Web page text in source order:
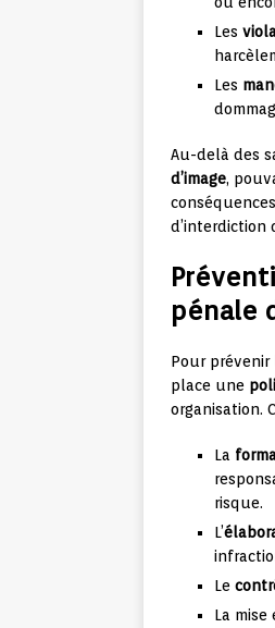
Les
Les
Au-delà des
d’image,
d’interdiction
pénale
Pour
place une
organisation.
La
risque.
L’
Le
La mise